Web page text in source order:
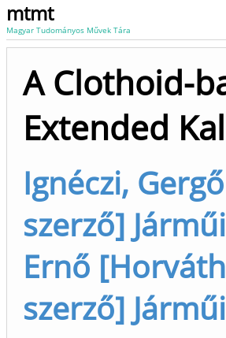
mtmt
Magyar Tudományos Művek Tára
A Clothoid-
Extended
Ignéczi,
szerző]
Ernő
szerző]